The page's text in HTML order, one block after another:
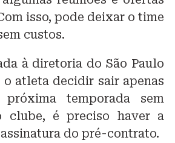
isso, pode deixar o time
custos.
à diretoria do São Paulo
o atleta decidir sair apenas
temporada sem
clube, é preciso haver a
do pré-contrato.